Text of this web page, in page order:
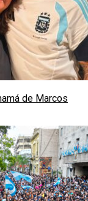
de Marcos